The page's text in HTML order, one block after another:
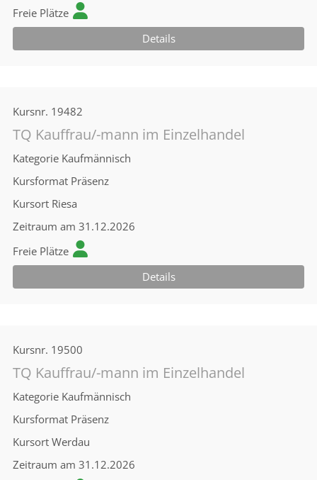
Freie Plätze
Details
Kursnr. 19482
TQ Kauffrau/-mann im Einzelhandel
Kategorie Kaufmännisch
Kursformat Präsenz
Kursort Riesa
Zeitraum am 31.12.2026
Freie Plätze
Details
Kursnr. 19500
TQ Kauffrau/-mann im Einzelhandel
Kategorie Kaufmännisch
Kursformat Präsenz
Kursort Werdau
Zeitraum am 31.12.2026